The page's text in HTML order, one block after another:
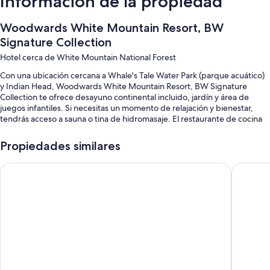
Woodwards White Mountain Resort, BW
Signature Collection
Hotel cerca de White Mountain National Forest
Con una ubicación cercana a Whale's Tale Water Park (parque acuático)
y Indian Head, Woodwards White Mountain Resort, BW Signature
Collection te ofrece desayuno continental incluido, jardín y área de
juegos infantiles. Si necesitas un momento de relajación y bienestar,
tendrás acceso a sauna o tina de hidromasaje. El restaurante de cocina
sirve cenas. Podrás conectarte al wifi gratis en las habitaciones y
encontrarás diversos servicios, como sala de juegos y lavandería.
Estos son otros servicios:
Propiedades similares
Quality Inn & Suites Lincoln I-93 Holiday